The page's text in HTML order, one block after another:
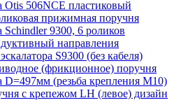
Otis 506NCE пластиковый
прижимная поручня
Schindler 9300, 6 роликов
направления
S9300 (без кабеля)
(фрикционное) поручня
D=497мм (резьба крепления M10)
с крепежом LH (левое) дизайн